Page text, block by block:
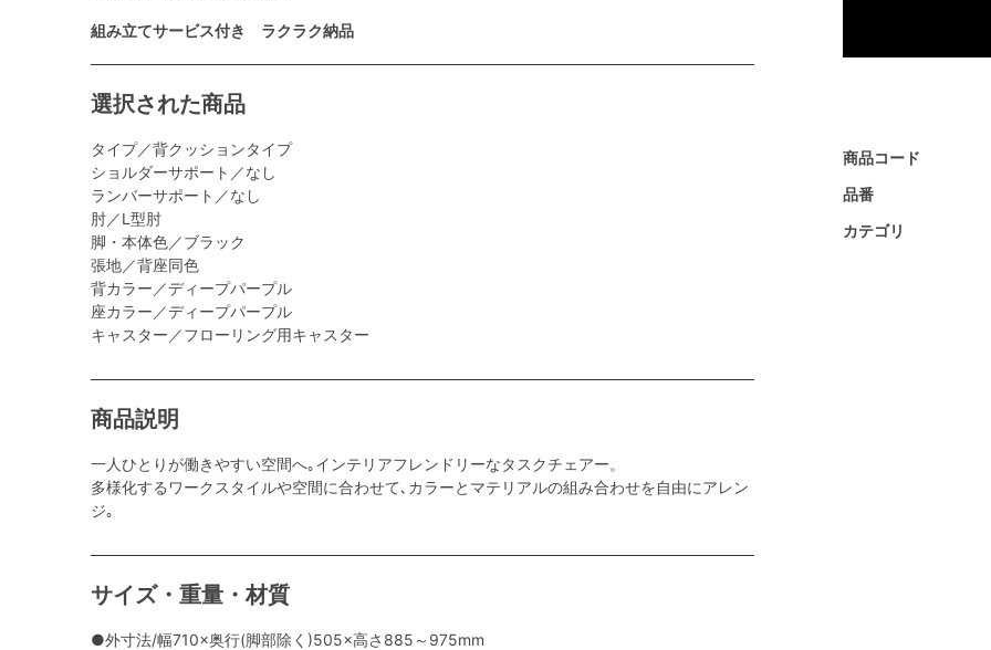
組み立てサービス付き ラクラク納品
選択された商品
タイプ／背クッションタイプ
ショルダーサポート／なし
ランバーサポート／なし
肘／L型肘
脚・本体色／ブラック
張地／背座同色
背カラー／ディープパープル
座カラー／ディープパープル
キャスター／フローリング用キャスター
商品説明
一人ひとりが働きやすい空間へ｡インテリアフレンドリーなタスクチェアー。
多様化するワークスタイルや空間に合わせて､カラーとマテリアルの組み合わせを自由にアレン
ジ｡
サイズ・重量・材質
●外寸法/幅710×奥行(脚部除く)505×高さ885～975mm
商品コード
品番
カテゴリ